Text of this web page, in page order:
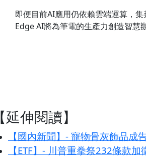
即便目前AI應用仍依賴雲端運算，
Edge AI將為筆電的生產力創造智慧
【延伸閱讀】
【國內新聞】- 寵物骨灰飾品
【ETF】- 川普重拳祭232條款